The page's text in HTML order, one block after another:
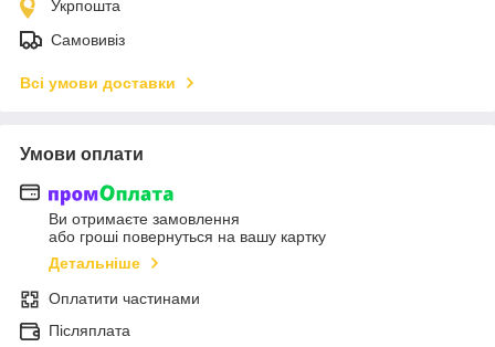
Укрпошта
Самовивіз
Всі умови доставки
Умови оплати
Ви отримаєте замовлення
або гроші повернуться на вашу картку
Детальніше
Оплатити частинами
Післяплата